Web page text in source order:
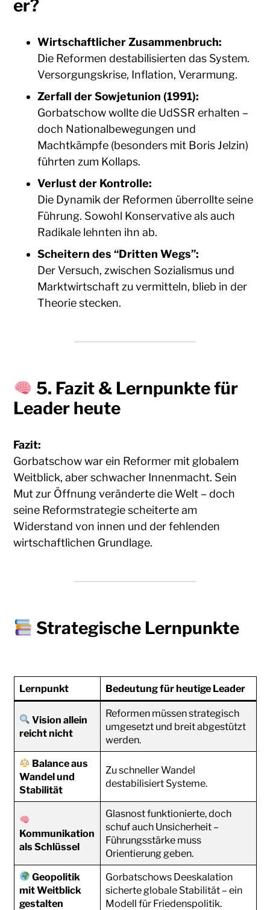
er?
Wirtschaftlicher Zusammenbruch:
Die Reformen destabilisierten das System.
Versorgungskrise, Inflation, Verarmung.
Zerfall der Sowjetunion (1991):
Gorbatschow wollte die UdSSR erhalten –
doch Nationalbewegungen und
Machtkämpfe (besonders mit Boris Jelzin)
führten zum Kollaps.
Verlust der Kontrolle:
Die Dynamik der Reformen überrollte seine
Führung. Sowohl Konservative als auch
Radikale lehnten ihn ab.
Scheitern des “Dritten Wegs”:
Der Versuch, zwischen Sozialismus und
Marktwirtschaft zu vermitteln, blieb in der
Theorie stecken.
5. Fazit & Lernpunkte für
Leader heute
Fazit:
Gorbatschow war ein Reformer mit globalem
Weitblick, aber schwacher Innenmacht. Sein
Mut zur Öffnung veränderte die Welt – doch
seine Reformstrategie scheiterte am
Widerstand von innen und der fehlenden
wirtschaftlichen Grundlage.
Strategische Lernpunkte
Lernpunkt Bedeutung für heutige Leader
Vision allein
reicht nicht
Reformen müssen strategisch
umgesetzt und breit abgestützt
werden.
Balance aus
Wandel und
Stabilität
Zu schneller Wandel
destabilisiert Systeme.
Kommunikation
als Schlüssel
Glasnost funktionierte, doch
schuf auch Unsicherheit –
Führungsstärke muss
Orientierung geben.
Geopolitik
mit Weitblick
gestalten
Gorbatschows Deeskalation
sicherte globale Stabilität – ein
Modell für Friedenspolitik.